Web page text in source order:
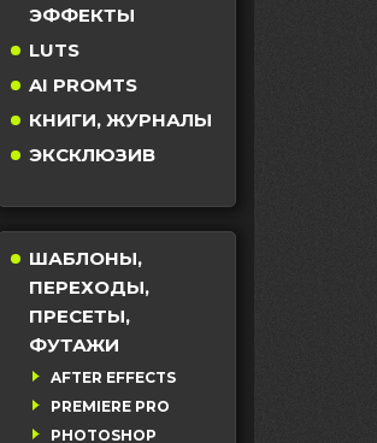
ЭФФЕКТЫ
LUTS
AI PROMTS
КНИГИ, ЖУРНАЛЫ
ЭКСКЛЮЗИВ
ШАБЛОНЫ,
ПЕРЕХОДЫ,
ПРЕСЕТЫ,
ФУТАЖИ
AFTER EFFECTS
PREMIERE PRO
PHOTOSHOP